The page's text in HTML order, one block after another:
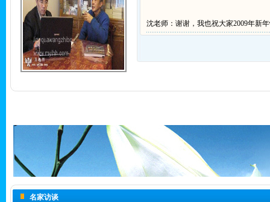
沈老师：谢谢，我也祝大家2009年新
名家访谈